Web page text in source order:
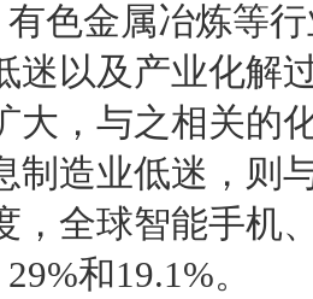
金属冶炼等行
迷以及产业化解
大，与之相关的
制造业低迷，则
，全球智能手机
和19.1%。